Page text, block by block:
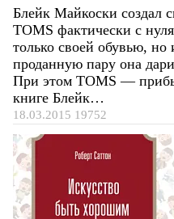
Блейк Майкоски создал
TOMS фактически с
только своей обувью,
проданную пару она
При этом TOMS —
книге Блейк…
18.03.2015 19752